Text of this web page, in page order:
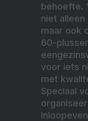
behoefte.
niet alleen
maar ook
60-
voor iets
met
Speciaal